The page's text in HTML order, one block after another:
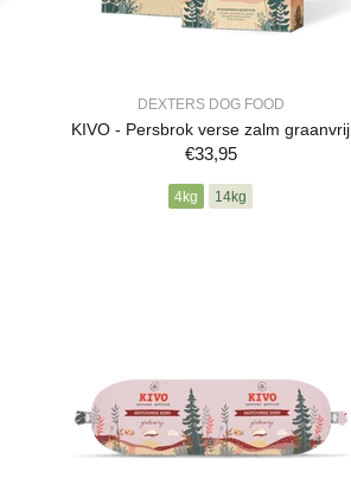
DEXTERS DOG FOOD
KIVO - Persbrok verse zalm graanvrij
€33,95
4kg 14kg